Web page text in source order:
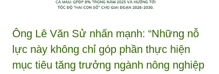
Ông Lê Văn Sử nhấn mạnh: “Những nỗ
lực này không chỉ góp phần thực hiện
mục tiêu tăng trưởng ngành nông nghiệp